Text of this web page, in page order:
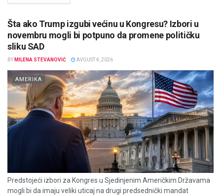
Šta ako Trump izgubi većinu u Kongresu? Izbori u
novembru mogli bi potpuno da promene političku
sliku SAD
BY MILENA STEVANOVIĆ AVGUST 4, 2026
AMERIKA
Predstojeći izbori za Kongres u Sjedinjenim Američkim Državama
mogli bi da imaju veliki uticaj na drugi predsednički mandat